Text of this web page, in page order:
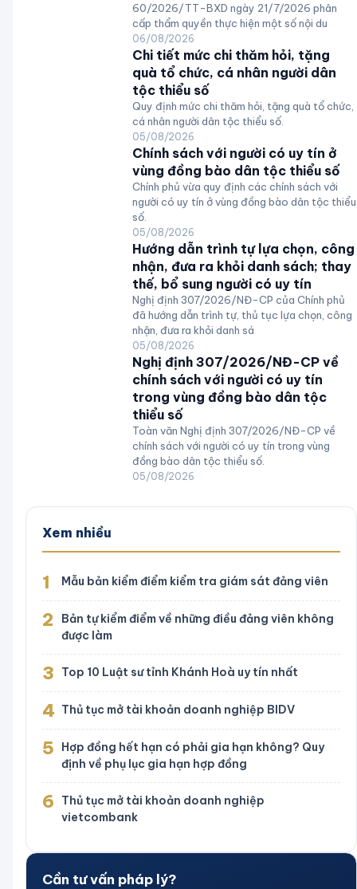
60/2026/TT-BXD ngày 21/7/2026 phân
cấp thẩm quyền thực hiện một số nội du
06/08/2026
Chi tiết mức chi thăm hỏi, tặng
quà tổ chức, cá nhân người dân
tộc thiểu số
Quy định mức chi thăm hỏi, tặng quà tổ chức,
cá nhân người dân tộc thiểu số.
05/08/2026
Chính sách với người có uy tín ở
vùng đồng bào dân tộc thiểu số
Chính phủ vừa quy định các chính sách với
người có uy tín ở vùng đồng bào dân tộc thiểu
số.
05/08/2026
Hướng dẫn trình tự lựa chọn, công
nhận, đưa ra khỏi danh sách; thay
thế, bổ sung người có uy tín
Nghị định 307/2026/NĐ-CP của Chính phủ
đã hướng dẫn trình tự, thủ tục lựa chọn, công
nhận, đưa ra khỏi danh sá
05/08/2026
Nghị định 307/2026/NĐ-CP về
chính sách với người có uy tín
trong vùng đồng bào dân tộc
thiểu số
Toàn văn Nghị định 307/2026/NĐ-CP về
chính sách với người có uy tín trong vùng
đồng bào dân tộc thiểu số.
05/08/2026
Xem nhiều
1 Mẫu bản kiểm điểm kiểm tra giám sát đảng viên
2
Bản tự kiểm điểm về những điều đảng viên không
được làm
3 Top 10 Luật sư tỉnh Khánh Hoà uy tín nhất
4 Thủ tục mở tài khoản doanh nghiệp BIDV
5
Hợp đồng hết hạn có phải gia hạn không? Quy
định về phụ lục gia hạn hợp đồng
6
Thủ tục mở tài khoản doanh nghiệp
vietcombank
Cần tư vấn pháp lý?